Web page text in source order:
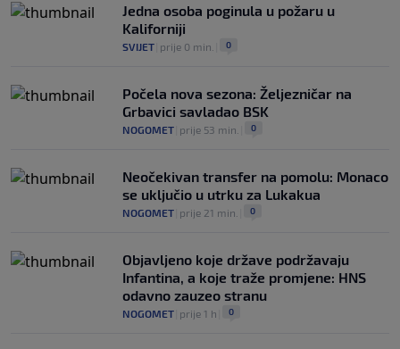
Jedna osoba poginula u požaru u
Kaliforniji
SVIJET prije 0 min. 0
Počela nova sezona: Željezničar na
Grbavici savladao BSK
NOGOMET prije 53 min. 0
Neočekivan transfer na pomolu: Monaco
se uključio u utrku za Lukakua
NOGOMET prije 21 min. 0
Objavljeno koje države podržavaju
Infantina, a koje traže promjene: HNS
odavno zauzeo stranu
NOGOMET prije 1 h 0